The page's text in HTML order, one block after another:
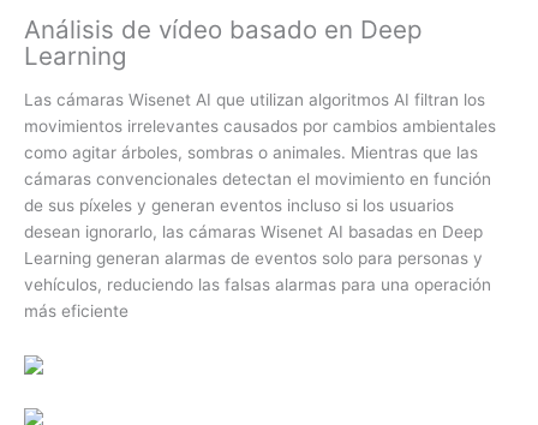
Análisis de vídeo basado en Deep
Learning
Las cámaras Wisenet AI que utilizan algoritmos AI filtran los
movimientos irrelevantes causados ​​por cambios ambientales
como agitar árboles, sombras o animales. Mientras que las
cámaras convencionales detectan el movimiento en función
de sus píxeles y generan eventos incluso si los usuarios
desean ignorarlo, las cámaras Wisenet AI basadas en Deep
Learning generan alarmas de eventos solo para personas y
vehículos, reduciendo las falsas alarmas para una operación
más eficiente